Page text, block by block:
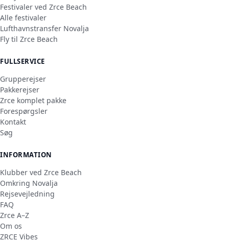
Festivaler ved Zrce Beach
Alle festivaler
Lufthavnstransfer Novalja
Fly til Zrce Beach
FULLSERVICE
Grupperejser
Pakkerejser
Zrce komplet pakke
Forespørgsler
Kontakt
Søg
INFORMATION
Klubber ved Zrce Beach
Omkring Novalja
Rejsevejledning
FAQ
Zrce A–Z
Om os
ZRCE Vibes